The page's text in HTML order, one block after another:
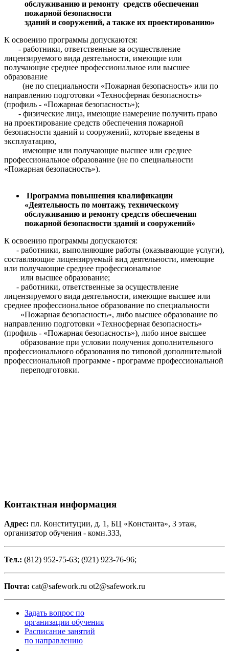
обслуживанию и ремонту средств обеспечения
пожарной безопасности
зданий и сооружений, а также их проектированию»
К освоению программы допускаются:
- работники, ответственные за осуществление
лицензируемого вида деятельности, имеющие или
получающие среднее профессиональное или высшее
образование
(не по специальности «Пожарная безопасность» или по
направлению подготовки «Техносферная безопасность»
(профиль - «Пожарная безопасность»);
- физические лица, имеющие намерение получить право
на проектирование средств обеспечения пожарной
безопасности зданий и сооружений, которые введены в
эксплуатацию,
имеющие или получающие высшее или среднее
профессиональное образование (не по специальности
«Пожарная безопасность»).
Программа повышения квалификации
«Деятельность по монтажу, техническому
обслуживанию и ремонту средств обеспечения
пожарной безопасности зданий и сооружений»
К освоению программы допускаются:
- работники, выполняющие работы (оказывающие услуги),
составляющие лицензируемый вид деятельности, имеющие
или получающие среднее профессиональное
или высшее образование;
- работники, ответственные за осуществление
лицензируемого вида деятельности, имеющие высшее или
среднее профессиональное образование по специальности
«Пожарная безопасность», либо высшее образование по
направлению подготовки «Техносферная безопасность»
(профиль - «Пожарная безопасность»), либо иное высшее
образование при условии получения дополнительного
профессионального образования по типовой дополнительной
профессиональной программе - программе профессиональной
переподготовки.
Контактная информация
Адрес: пл. Конституции, д. 1, БЦ «Константа», 3 этаж,
организатор обучения - комн.333,
Тел.: (812) 952-75-63; (921) 923-76-96;
Почта: cat@safework.ru ot2@safework.ru
Задать вопрос по
организации обучения
Расписание занятий
по направлению